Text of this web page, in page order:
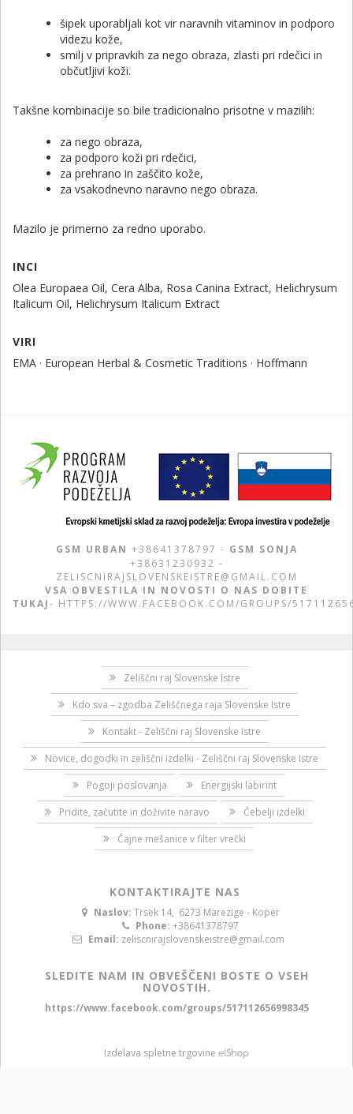
šipek uporabljali kot vir naravnih vitaminov in podporo
videzu kože,
smilj v pripravkih za nego obraza, zlasti pri rdečici in
občutljivi koži.
Takšne kombinacije so bile tradicionalno prisotne v mazilih:
za nego obraza,
za podporo koži pri rdečici,
za prehrano in zaščito kože,
za vsakodnevno naravno nego obraza.
Mazilo je primerno za redno uporabo.
INCI
Olea Europaea Oil, Cera Alba, Rosa Canina Extract, Helichrysum
Italicum Oil, Helichrysum Italicum Extract
VIRI
EMA · European Herbal & Cosmetic Traditions · Hoffmann
GSM URBAN +38641378797 - GSM SONJA
+38631230932 -
ZELISCNIRAJSLOVENSKEISTRE@GMAIL.COM
VSA OBVESTILA IN NOVOSTI O NAS DOBITE
TUKAJ- HTTPS://WWW.FACEBOOK.COM/GROUPS/
Zeliščni raj Slovenske Istre
Kdo sva – zgodba Zeliščnega raja Slovenske Istre
Kontakt - Zeliščni raj Slovenske Istre
Novice, dogodki in zeliščni izdelki - Zeliščni raj Slovenske Istre
Pogoji poslovanja
Energijski labirint
Pridite, začutite in doživite naravo
Čebelji izdelki
Čajne mešanice v filter vrečki
KONTAKTIRAJTE NAS
Naslov: Trsek 14, 6273 Marezige - Koper
Phone: +38641378797
Email: zeliscnirajslovenskeistre@gmail.com
SLEDITE NAM IN OBVEŠČENI BOSTE O VSEH
NOVOSTIH.
https://www.facebook.com/groups/517112656998345
Izdelava spletne trgovine